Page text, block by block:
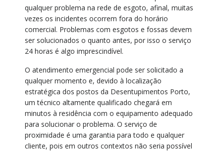
qualquer problema na rede de esgoto, afinal, muitas
vezes os incidentes ocorrem fora do horário
comercial. Problemas com esgotos e fossas devem
ser solucionados o quanto antes, por isso o serviço
24 horas é algo imprescindível.
O atendimento emergencial pode ser solicitado a
qualquer momento e, devido à localização
estratégica dos postos da Desentupimentos Porto,
um técnico altamente qualificado chegará em
minutos à residência com o equipamento adequado
para solucionar o problema. O serviço de
proximidade é uma garantia para todo e qualquer
cliente, pois em outros contextos não seria possível